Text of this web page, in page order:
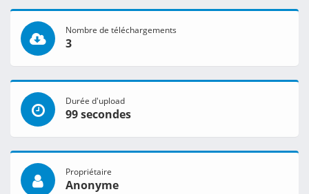
Nombre de téléchargements
3
Durée d'upload
99 secondes
Propriétaire
Anonyme